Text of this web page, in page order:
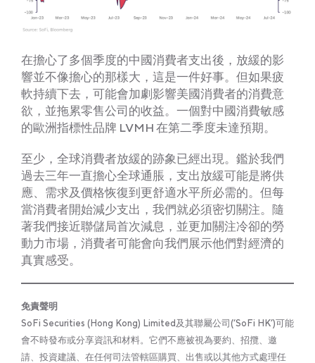
在擔心了多個季度的中國消費者支出後，放緩的影
響並不像擔心的那樣大，這是一件好事。但如果疲
軟持續下去，可能會加劇影響美國消費者的消費意
欲，並拖累零售公司的收益。一個對中國消費敏感
的歐洲指標性品牌 LVMH 在第二季度未達預期。
至少，全球消費者放緩的跡象已經出現。鑑於我們
過去三年一直擔心全球通脹，支出放緩可能是將供
應、需求及價格恢復到更舒適水平所必需的。但每
當消費者開始減少支出，我們就必須密切關注。隨
著我們接近聯儲局首次減息，並更加關注冷卻的勞
動力市場，消費者可能會向我們展示他們對經濟的
真實感受。
免責聲明
SoFi Securities (Hong Kong) Limited及其聯屬公司(‘SoFi HK’)可能
會不時發布或分享資訊和材料。它們不應被視為要約、招攬、邀
請、投資建議、在任何司法管轄區購買、出售或以其他方式處理任